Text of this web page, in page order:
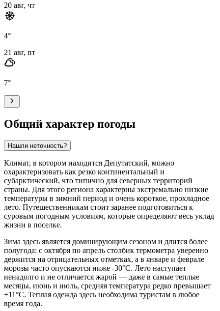
20 авг, чт
4°
21 авг, пт
7°
Общий характер погоды
Нашли неточность?
Климат, в котором находится Депутатский, можно
охарактеризовать как резко континентальный и
субарктический, что типично для северных территорий
страны. Для этого региона характерны экстремально низкие
температуры в зимний период и очень короткое, прохладное
лето. Путешественникам стоит заранее подготовиться к
суровым погодным условиям, которые определяют весь уклад
жизни в поселке.
Зима здесь является доминирующим сезоном и длится более
полугода: с октября по апрель столбик термометра уверенно
держится на отрицательных отметках, а в январе и феврале
морозы часто опускаются ниже -30°C. Лето наступает
ненадолго и не отличается жарой — даже в самые теплые
месяцы, июнь и июль, средняя температура редко превышает
+11°C. Теплая одежда здесь необходима туристам в любое
время года.